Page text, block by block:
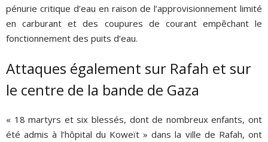
pénurie critique d’eau en raison de l’approvisionnement limité
en carburant et des coupures de courant empêchant le
fonctionnement des puits d’eau.
Attaques également sur Rafah et sur
le centre de la bande de Gaza
« 18 martyrs et six blessés, dont de nombreux enfants, ont
été admis à l’hôpital du Koweït » dans la ville de Rafah, ont